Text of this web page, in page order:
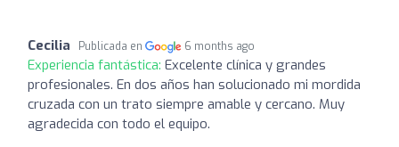
Cecilia Publicada en 6 months ago
Experiencia fantástica: Excelente clínica y grandes
profesionales. En dos años han solucionado mi mordida
cruzada con un trato siempre amable y cercano. Muy
agradecida con todo el equipo.